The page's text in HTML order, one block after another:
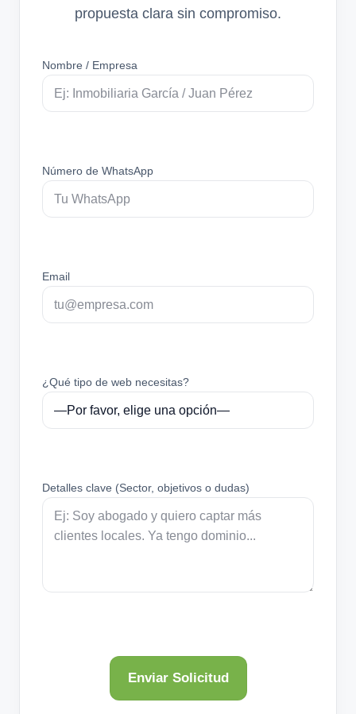
propuesta clara sin compromiso.
Nombre / Empresa
Número de WhatsApp
Email
¿Qué tipo de web necesitas?
Detalles clave (Sector, objetivos o dudas)